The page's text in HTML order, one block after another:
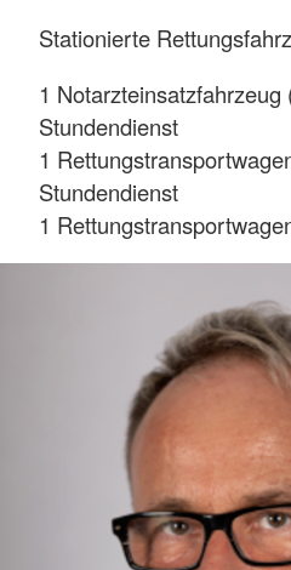
Stationierte
1 Notarzteinsatzfahrzeug
Stundendienst
1
Stundendienst
1